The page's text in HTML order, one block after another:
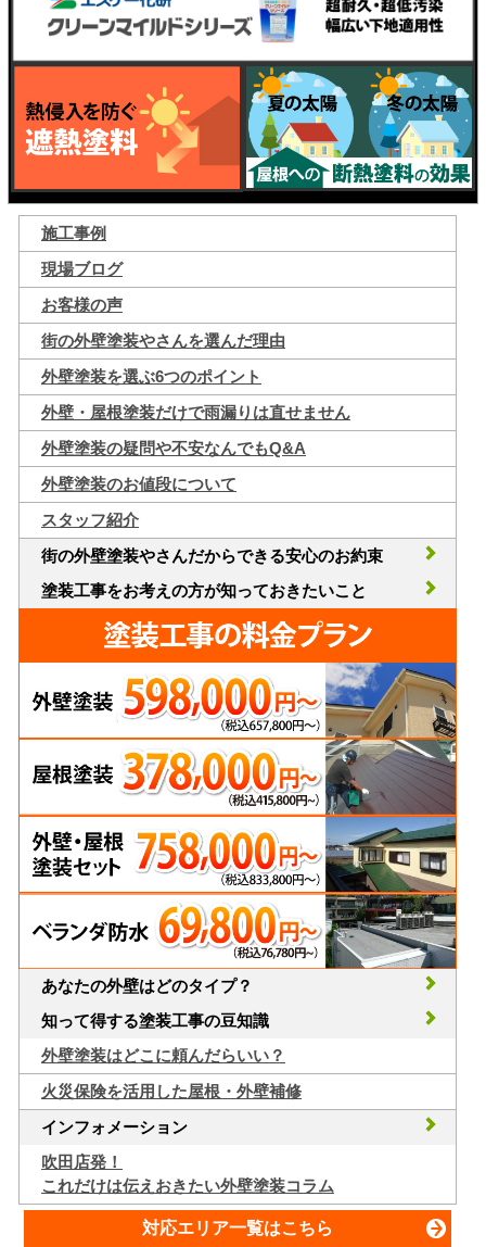
施工事例
現場ブログ
お客様の声
街の外壁塗装やさんを選んだ理由
外壁塗装を選ぶ6つのポイント
外壁・屋根塗装だけで雨漏りは直せません
外壁塗装の疑問や不安なんでもQ&A
外壁塗装のお値段について
スタッフ紹介
街の外壁塗装やさんだからできる安心のお約束
塗装工事をお考えの方が知っておきたいこと
あなたの外壁はどのタイプ？
知って得する塗装工事の豆知識
外壁塗装はどこに頼んだらいい？
火災保険を活用した屋根・外壁補修
インフォメーション
吹田店発！
これだけは伝えおきたい外壁塗装コラム
対応エリア一覧はこちら